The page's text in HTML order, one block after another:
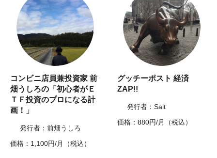
コンビニ店員兼投資家 前
畑うしろの「初心者がＥ
ＴＦ投資のプロになる計
画！」
発行者：前畑うしろ
価格：1,100円/月（税込）
グッチーポスト 経済
ZAP!!
発行者：Salt
価格：880円/月（税込）